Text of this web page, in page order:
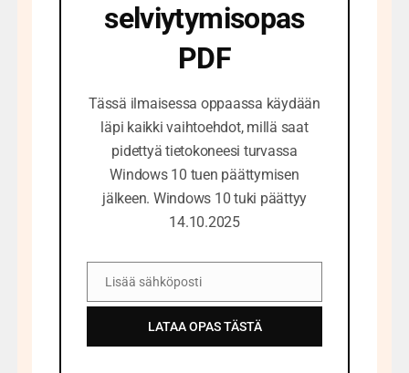
selviytymisopas
PDF
Tässä ilmaisessa oppaassa käydään
läpi kaikki vaihtoehdot, millä saat
pidettyä tietokoneesi turvassa
Windows 10 tuen päättymisen
jälkeen. Windows 10 tuki päättyy
14.10.2025
Sähköpostiosoite
Lisää sähköposti
LATAA OPAS TÄSTÄ